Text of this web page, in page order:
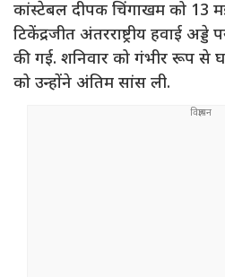
कांस्टेबल दीपक चिंगाखम को 13
टिकेंद्रजीत अंतरराष्ट्रीय हवाई अड्डे
की गई. शनिवार को गंभीर रूप से
को उन्होंने अंतिम सांस ली.